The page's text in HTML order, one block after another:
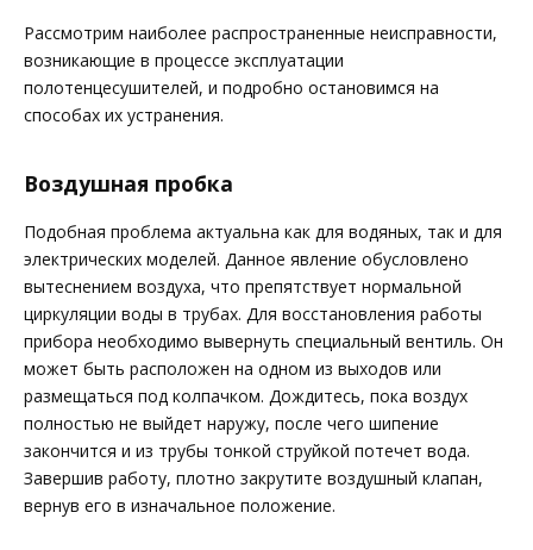
Рассмотрим наиболее распространенные неисправности,
возникающие в процессе эксплуатации
полотенцесушителей, и подробно остановимся на
способах их устранения.
Воздушная пробка
Подобная проблема актуальна как для водяных, так и для
электрических моделей. Данное явление обусловлено
вытеснением воздуха, что препятствует нормальной
циркуляции воды в трубах. Для восстановления работы
прибора необходимо вывернуть специальный вентиль. Он
может быть расположен на одном из выходов или
размещаться под колпачком. Дождитесь, пока воздух
полностью не выйдет наружу, после чего шипение
закончится и из трубы тонкой струйкой потечет вода.
Завершив работу, плотно закрутите воздушный клапан,
вернув его в изначальное положение.